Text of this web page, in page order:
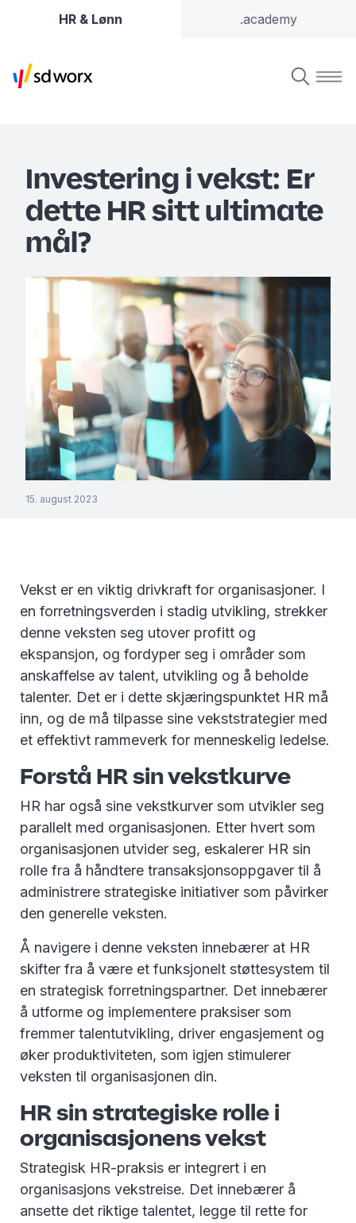
HR & Lønn .academy
Investering i vekst: Er
dette HR sitt ultimate
mål?
15. august 2023
Vekst er en viktig drivkraft for organisasjoner. I
en forretningsverden i stadig utvikling, strekker
denne veksten seg utover profitt og
ekspansjon, og fordyper seg i områder som
anskaffelse av talent, utvikling og å beholde
talenter. Det er i dette skjæringspunktet HR må
inn, og de må tilpasse sine vekststrategier med
et effektivt rammeverk for menneskelig ledelse.
Forstå HR sin vekstkurve
HR har også sine vekstkurver som utvikler seg
parallelt med organisasjonen. Etter hvert som
organisasjonen utvider seg, eskalerer HR sin
rolle fra å håndtere transaksjonsoppgaver til å
administrere strategiske initiativer som påvirker
den generelle veksten.
Å navigere i denne veksten innebærer at HR
skifter fra å være et funksjonelt støttesystem til
en strategisk forretningspartner. Det innebærer
å utforme og implementere praksiser som
fremmer talentutvikling, driver engasjement og
øker produktiviteten, som igjen stimulerer
veksten til organisasjonen din.
HR sin strategiske rolle i
organisasjonens vekst
Strategisk HR-praksis er integrert i en
organisasjons vekstreise. Det innebærer å
ansette det riktige talentet, legge til rette for